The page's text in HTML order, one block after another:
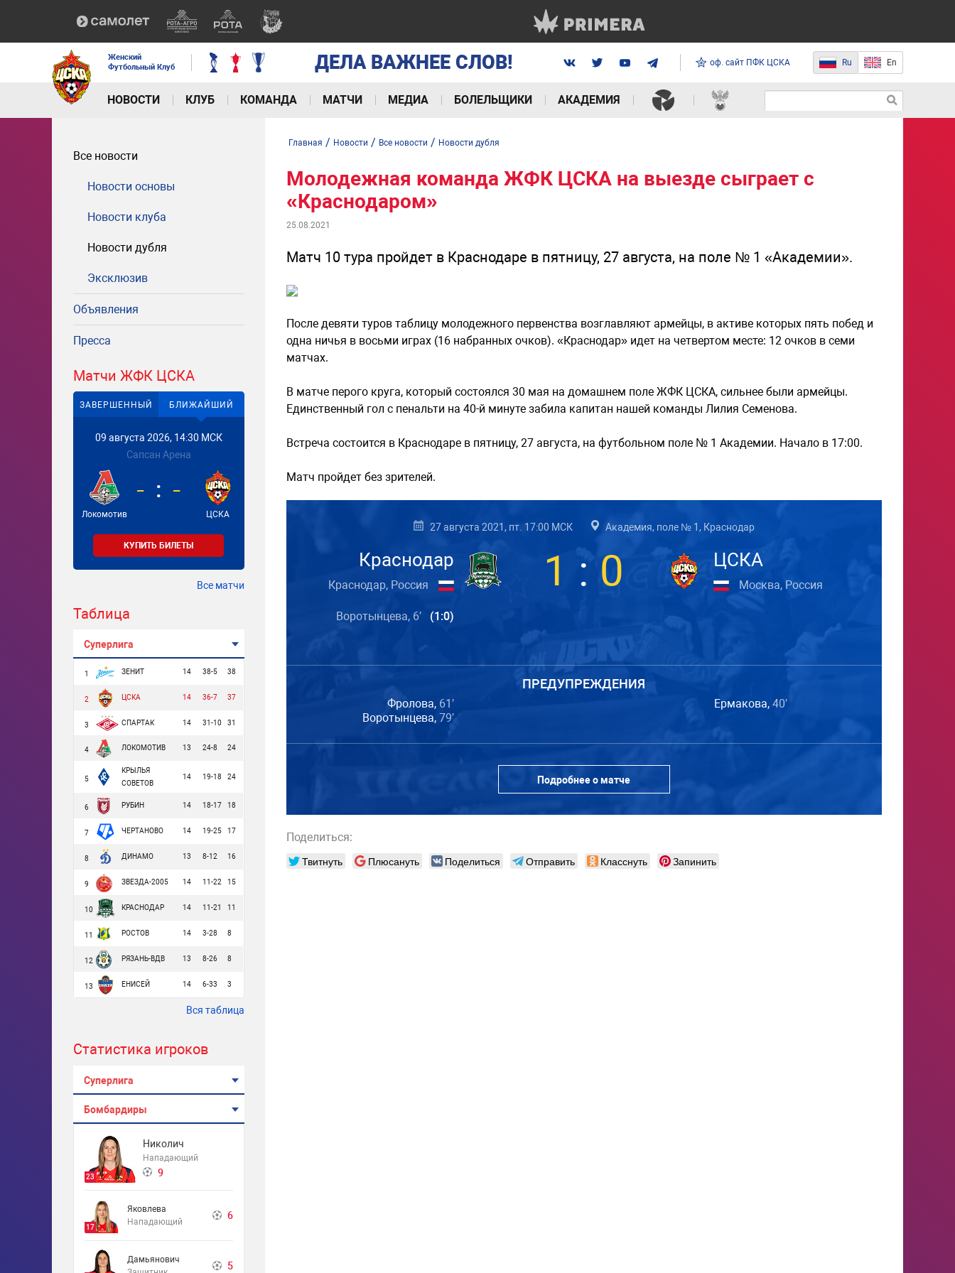
Женский
Футбольный Клуб
ДЕЛА ВАЖНЕЕ СЛОВ! оф. сайт ПФК ЦСКА Ru En
НОВОСТИ КЛУБ КОМАНДА МАТЧИ МЕДИА БОЛЕЛЬЩИКИ АКАДЕМИЯ
Все новости
Новости основы
Новости клуба
Новости дубля
Эксклюзив
Объявления
Пресса
Матчи ЖФК ЦСКА
ЗАВЕРШЕННЫЙ БЛИЖАЙШИЙ
09 августа 2026, 14:30 МСК
Сапсан Арена
Локомотив
- -
ЦСКА
КУПИТЬ БИЛЕТЫ
Все матчи
Таблица
Суперлига
1 ЗЕНИТ 14 38-5 38
2 ЦСКА 14 36-7 37
3 СПАРТАК 14 31-10 31
4 ЛОКОМОТИВ 13 24-8 24
5
КРЫЛЬЯ
СОВЕТОВ
14 19-18 24
6 РУБИН 14 18-17 18
7 ЧЕРТАНОВО 14 19-25 17
8 ДИНАМО 13 8-12 16
9 ЗВЕЗДА-2005 14 11-22 15
10 КРАСНОДАР 14 11-21 11
11 РОСТОВ 14 3-28 8
12 РЯЗАНЬ-ВДВ 13 8-26 8
13 ЕНИСЕЙ 14 6-33 3
Вся таблица
Статистика игроков
Суперлига
Бомбардиры
23
Николич
Нападающий
9
17
Яковлева
Нападающий
6
Дамьянович
5
Главная / Новости / Все новости / Новости дубля
Молодежная команда ЖФК ЦСКА на выезде сыграет с
«Краснодаром»
25.08.2021
Матч 10 тура пройдет в Краснодаре в пятницу, 27 августа, на поле № 1 «Академии».
После девяти туров таблицу молодежного первенства возглавляют армейцы, в активе которых пять побед и
одна ничья в восьми играх (16 набранных очков). «Краснодар» идет на четвертом месте: 12 очков в семи
матчах.
В матче перого круга, который состоялся 30 мая на домашнем поле ЖФК ЦСКА, сильнее были армейцы.
Единственный гол с пенальти на 40-й минуте забила капитан нашей команды Лилия Семенова.
Встреча состоится в Краснодаре в пятницу, 27 августа, на футбольном поле № 1 Академии. Начало в 17:00.
Матч пройдет без зрителей.
27 августа 2021, пт. 17:00 МСК Академия, поле № 1, Краснодар
Краснодар
Краснодар, Россия 1 : 0 ЦСКА
Москва, Россия
Воротынцева, 6′ (1:0)
ПРЕДУПРЕЖДЕНИЯ
Фролова, 61′
Воротынцева, 79′
Ермакова, 40′
Подробнее о матче
Поделиться:
Твитнуть Плюсануть Поделиться Отправить Класснуть Запинить